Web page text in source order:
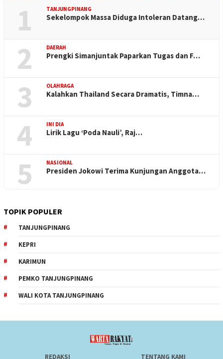
1 TANJUNGPINANG
Sekelompok Massa Diduga Intoleran Datang…
2 DAERAH
Prengki Simanjuntak Paparkan Tugas dan F…
3 OLAHRAGA
Kalahkan Thailand Secara Dramatis, Timna…
4 INI DIA
Lirik Lagu ‘Poda Nauli’, Raj…
5 NASIONAL
Presiden Jokowi Terima Kunjungan Anggota…
TOPIK POPULER
TANJUNGPINANG
KEPRI
KARIMUN
PEMKO TANJUNGPINANG
WALI KOTA TANJUNGPINANG
REDAKSI
TENTANG KAMI